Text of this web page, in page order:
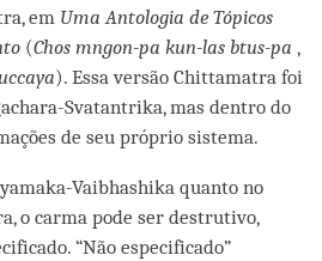
em Uma Antologia de Tópicos
(Chos mngon-pa kun-las btus-pa ,
). Essa versão Chittamatra foi
Svatantrika, mas dentro do
de seu próprio sistema.
Vaibhashika quanto no
o carma pode ser destrutivo,
“Não especificado”